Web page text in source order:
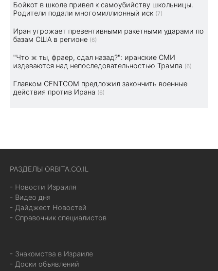
Бойкот в школе привел к самоубийству школьницы.
Родители подали многомиллионный иск (7)
Иран угрожает превентивными ракетными ударами по
базам США в регионе (6)
"Что ж ты, фраер, сдал назад?": иранские СМИ
издеваются над непоследовательностью Трампа (6)
Главком CENTCOM предложил закончить военные
действия против Ирана (6)
РАЗДЕЛЫ ORBITA.CO.IL
- Новости Израиля
- Видео дня
- Дайджест Новостей
- Справочник специалистов
- Знакомства в Израиле
- Доски объявлений